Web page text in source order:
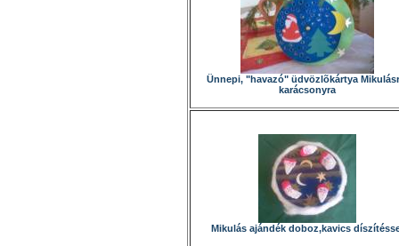
Ünnepi, "havazó" üdvözlõkártya
karácsonyra
Mikulás ajándék doboz,kavics